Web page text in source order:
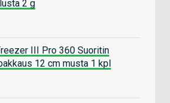
2 g
III Pro 360 Suoritin
12 cm musta 1 kpl